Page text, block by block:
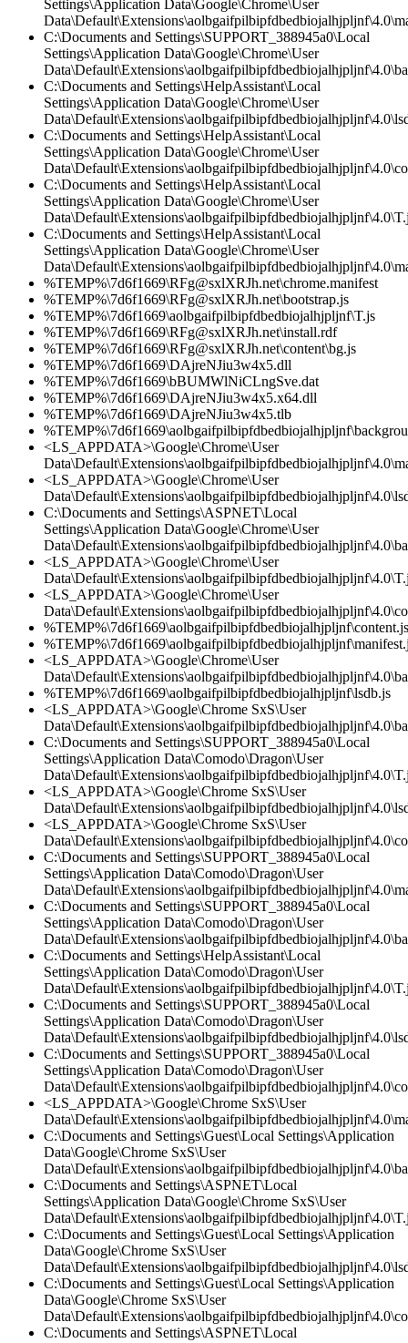
Settings\Application Data\Google\Chrome\User
C:\Documents and Settings\SUPPORT_388945a0\Local
Settings\Application Data\Google\Chrome\User
C:\Documents and Settings\HelpAssistant\Local
Settings\Application Data\Google\Chrome\User
C:\Documents and Settings\HelpAssistant\Local
Settings\Application Data\Google\Chrome\User
C:\Documents and Settings\HelpAssistant\Local
Settings\Application Data\Google\Chrome\User
C:\Documents and Settings\HelpAssistant\Local
Settings\Application Data\Google\Chrome\User
%TEMP%\7d6f1669\RFg@sxlXRJh.net\chrome.manifest
%TEMP%\7d6f1669\RFg@sxlXRJh.net\bootstrap.js
%TEMP%\7d6f1669\aolbgaifpilbipfdbedbiojalhjpljnf\T.js
%TEMP%\7d6f1669\RFg@sxlXRJh.net\install.rdf
%TEMP%\7d6f1669\RFg@sxlXRJh.net\content\bg.js
%TEMP%\7d6f1669\DAjreNJiu3w4x5.dll
%TEMP%\7d6f1669\bBUMWlNiCLngSve.dat
%TEMP%\7d6f1669\DAjreNJiu3w4x5.x64.dll
%TEMP%\7d6f1669\DAjreNJiu3w4x5.tlb
<LS_APPDATA>\Google\Chrome\User
<LS_APPDATA>\Google\Chrome\User
C:\Documents and Settings\ASPNET\Local
Settings\Application Data\Google\Chrome\User
<LS_APPDATA>\Google\Chrome\User
<LS_APPDATA>\Google\Chrome\User
%TEMP%\7d6f1669\aolbgaifpilbipfdbedbiojalhjpljnf\content.js
<LS_APPDATA>\Google\Chrome\User
%TEMP%\7d6f1669\aolbgaifpilbipfdbedbiojalhjpljnf\lsdb.js
<LS_APPDATA>\Google\Chrome SxS\User
C:\Documents and Settings\SUPPORT_388945a0\Local
Settings\Application Data\Comodo\Dragon\User
<LS_APPDATA>\Google\Chrome SxS\User
<LS_APPDATA>\Google\Chrome SxS\User
C:\Documents and Settings\SUPPORT_388945a0\Local
Settings\Application Data\Comodo\Dragon\User
C:\Documents and Settings\SUPPORT_388945a0\Local
Settings\Application Data\Comodo\Dragon\User
C:\Documents and Settings\HelpAssistant\Local
Settings\Application Data\Comodo\Dragon\User
C:\Documents and Settings\SUPPORT_388945a0\Local
Settings\Application Data\Comodo\Dragon\User
C:\Documents and Settings\SUPPORT_388945a0\Local
Settings\Application Data\Comodo\Dragon\User
<LS_APPDATA>\Google\Chrome SxS\User
C:\Documents and Settings\Guest\Local Settings\Application
Data\Google\Chrome SxS\User
C:\Documents and Settings\ASPNET\Local
Settings\Application Data\Google\Chrome SxS\User
C:\Documents and Settings\Guest\Local Settings\Application
Data\Google\Chrome SxS\User
C:\Documents and Settings\Guest\Local Settings\Application
Data\Google\Chrome SxS\User
C:\Documents and Settings\ASPNET\Local